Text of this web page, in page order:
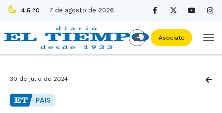
4.5 ºC 7 de agosto de 2026
Asociate
30 de julio de 2024
PAIS